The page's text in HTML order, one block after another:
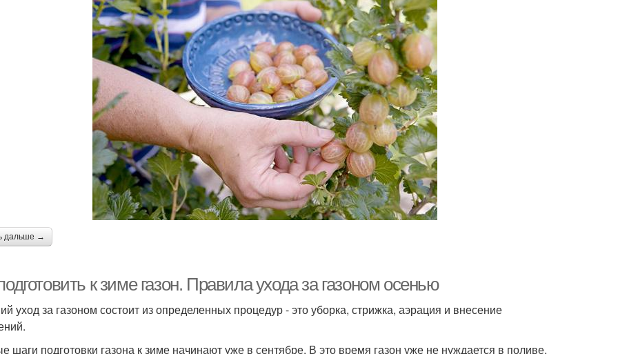
дальше →
к зиме газон. Правила ухода за газоном осенью
уход за газоном состоит из определенных процедур - это уборка, стрижка, аэрация и внесение
шаги подготовки газона к зиме начинают уже в сентябре. В это время газон уже не нуждается в поливе,